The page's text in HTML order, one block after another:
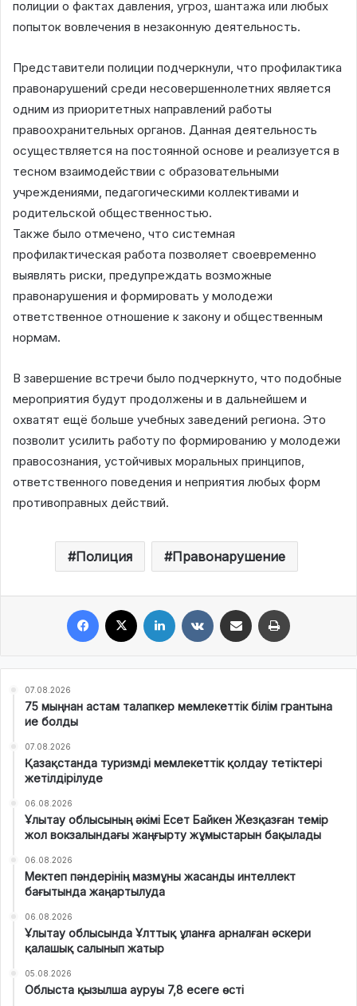
полиции о фактах давления, угроз, шантажа или любых
попыток вовлечения в незаконную деятельность.
Представители полиции подчеркнули, что профилактика
правонарушений среди несовершеннолетних является
одним из приоритетных направлений работы
правоохранительных органов. Данная деятельность
осуществляется на постоянной основе и реализуется в
тесном взаимодействии с образовательными
учреждениями, педагогическими коллективами и
родительской общественностью.
Также было отмечено, что системная
профилактическая работа позволяет своевременно
выявлять риски, предупреждать возможные
правонарушения и формировать у молодежи
ответственное отношение к закону и общественным
нормам.
В завершение встречи было подчеркнуто, что подобные
мероприятия будут продолжены и в дальнейшем и
охватят ещё больше учебных заведений региона. Это
позволит усилить работу по формированию у молодежи
правосознания, устойчивых моральных принципов,
ответственного поведения и неприятия любых форм
противоправных действий.
Полиция Правонарушение
07.08.2026
75 мыңнан астам талапкер мемлекеттік білім грантына
ие болды
07.08.2026
Қазақстанда туризмді мемлекеттік қолдау тетіктері
жетілдірілуде
06.08.2026
Ұлытау облысының әкімі Есет Байкен Жезқазған темір
жол вокзалындағы жаңғырту жұмыстарын бақылады
06.08.2026
Мектеп пәндерінің мазмұны жасанды интеллект
бағытында жаңартылуда
06.08.2026
Ұлытау облысында Ұлттық ұланға арналған әскери
қалашық салынып жатыр
05.08.2026
Облыста қызылша ауруы 7,8 есеге өсті